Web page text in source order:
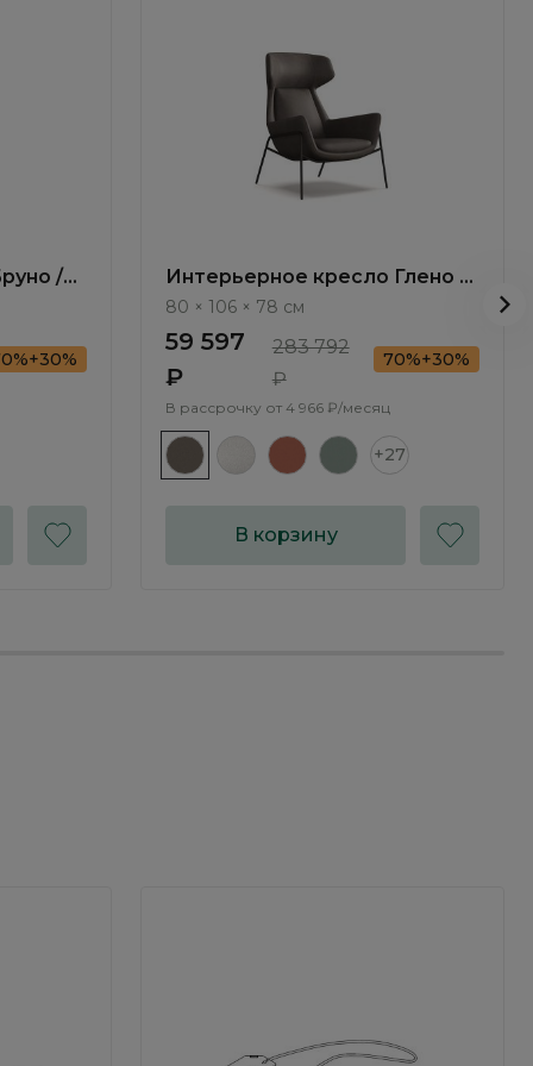
/
Интерьерное кресло Глено /
Gleno ММ107.4
80 × 106 × 78 см
59 597
₽
283 792
₽
70%+30%
В рассрочку от 4 966 ₽/месяц
+27
В корзину